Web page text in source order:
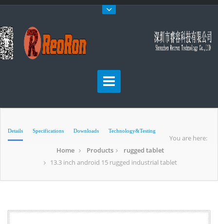
Details Specifications Downloads Technology&Testing
You are here:
Home
Products
rugged tablet
13.3 inch android 15 rugged industrial tablet